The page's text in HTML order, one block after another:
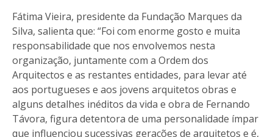
Fátima Vieira, presidente da Fundação Marques da
Silva, salienta que: “Foi com enorme gosto e muita
responsabilidade que nos envolvemos nesta
organização, juntamente com a Ordem dos
Arquitectos e as restantes entidades, para levar até
aos portugueses e aos jovens arquitetos obras e
alguns detalhes inéditos da vida e obra de Fernando
Távora, figura detentora de uma personalidade ímpar
que influenciou sucessivas gerações de arquitetos e é,